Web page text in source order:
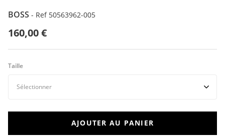
BOSS - Ref 50563962-005
160,00 €
Taille
AJOUTER AU PANIER